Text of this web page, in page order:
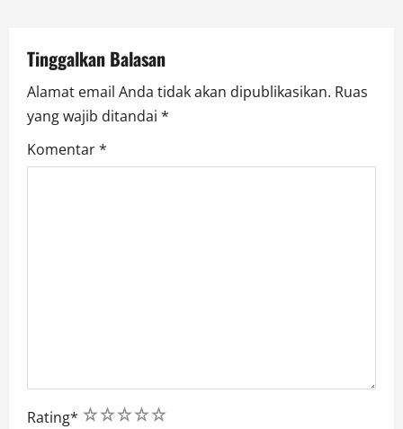
i
o
n
Tinggalkan Balasan
Alamat email Anda tidak akan dipublikasikan. Ruas
yang wajib ditandai *
Komentar*
Rating* 5
4
3
2
1